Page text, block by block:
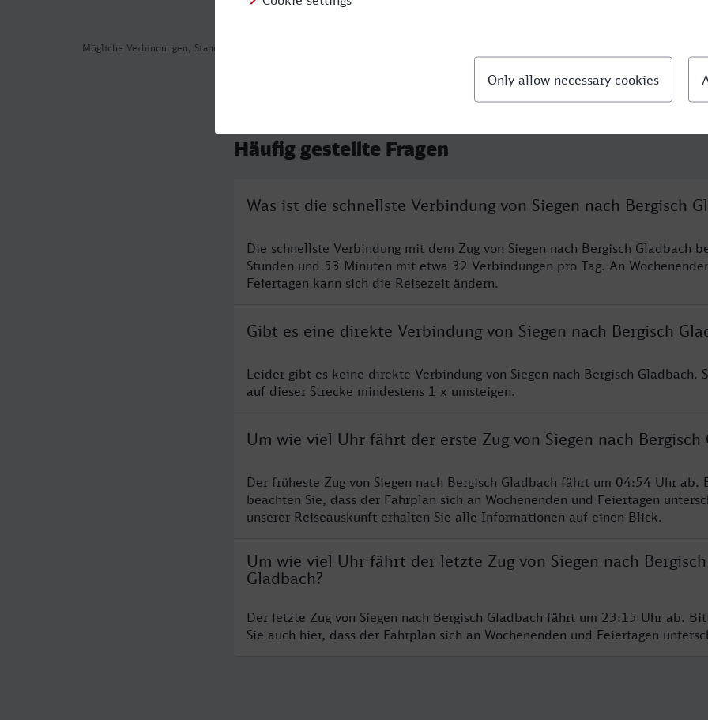
Mögliche Verbindungen, Stand: 2026-08-05 02:50
Häufig gestellte Fragen
Was ist die schnellste Verbindung von Siegen nach Bergisch
Die schnellste Verbindung mit dem Zug von Siegen nach Bergisch Gladbach
Stunden und 53 Minuten mit etwa 32 Verbindungen pro Tag. An
Feiertagen kann sich die Reisezeit ändern.
Gibt es eine direkte Verbindung von Siegen nach Bergisch
Leider gibt es keine direkte Verbindung von Siegen nach Bergisch Gladbach.
auf dieser Strecke mindestens 1 x umsteigen.
Um wie viel Uhr fährt der erste Zug von Siegen nach Bergisch
Der früheste Zug von Siegen nach Bergisch Gladbach fährt um 04:54 Uhr ab.
beachten Sie, dass der Fahrplan sich an Wochenenden und Feiertagen
unserer Reiseauskunft erhalten Sie alle Informationen auf einen Blick.
Um wie viel Uhr fährt der letzte Zug von Siegen nach Bergisch
Gladbach?
Der letzte Zug von Siegen nach Bergisch Gladbach fährt um 23:15 Uhr ab.
Sie auch hier, dass der Fahrplan sich an Wochenenden und Feiertagen